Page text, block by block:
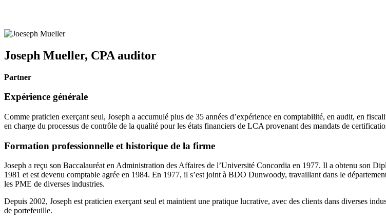
Joseph Mueller, CPA auditor
Partner
Expérience générale
Comme praticien exerçant seul, Joseph a accumulé plus de 35 années d’expérience en comptabilité, en audit, en
en charge du processus de contrôle de la qualité pour les états financiers de LCA provenant des mandats de
Formation professionnelle et historique de la firme
Joseph a reçu son Baccalauréat en Administration des Affaires de l’Université Concordia en 1977. Il a obtenu son
1981 et est devenu comptable agrée en 1984. En 1977, il s’est joint à BDO Dunwoody, travaillant dans le
les PME de diverses industries.
Depuis 2002, Joseph est praticien exerçant seul et maintient une pratique lucrative, avec des clients dans diverses
de portefeuille.